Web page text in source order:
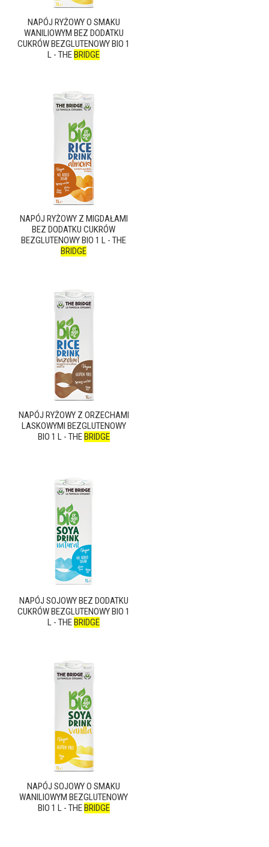
NAPÓJ RYŻOWY O SMAKU
WANILIOWYM BEZ DODATKU
CUKRÓW BEZGLUTENOWY BIO 1
L - THEBRIDGE
NAPÓJ RYŻOWY Z MIGDAŁAMI
BEZ DODATKU CUKRÓW
BEZGLUTENOWY BIO 1 L - THE
BRIDGE
NAPÓJ RYŻOWY Z ORZECHAMI
LASKOWYMI BEZGLUTENOWY
BIO 1 L - THEBRIDGE
NAPÓJ SOJOWY BEZ DODATKU
CUKRÓW BEZGLUTENOWY BIO 1
L - THEBRIDGE
NAPÓJ SOJOWY O SMAKU
WANILIOWYM BEZGLUTENOWY
BIO 1 L - THEBRIDGE